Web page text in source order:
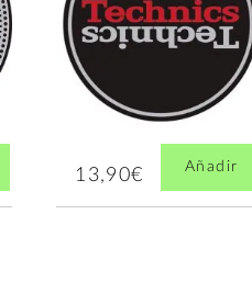
13,90€ Añadir